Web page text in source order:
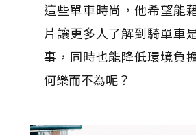
這些單車時尚，他希望能
片讓更多人了解到騎單車
事，同時也能降低環境負
何樂而不為呢？